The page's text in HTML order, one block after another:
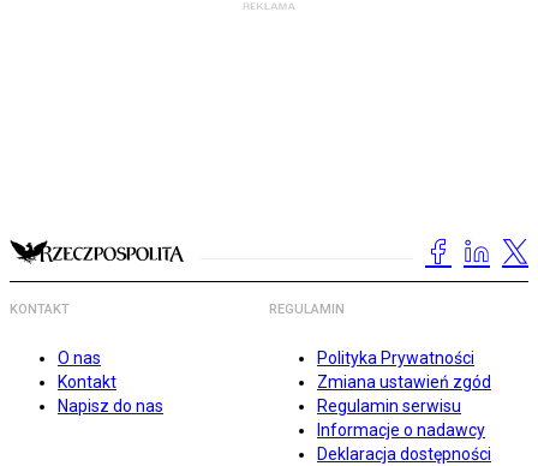
KONTAKT
O nas
Kontakt
Napisz do nas
REGULAMIN
Polityka Prywatności
Zmiana ustawień zgód
Regulamin serwisu
Informacje o nadawcy
Deklaracja dostępności